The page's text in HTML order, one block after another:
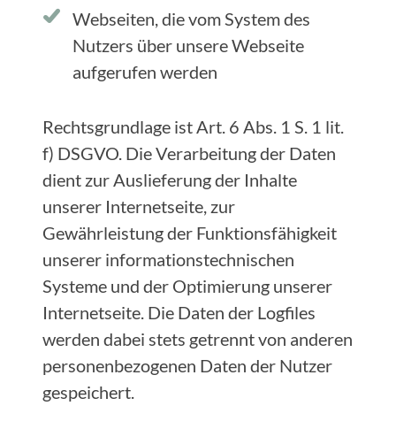
Webseiten, die vom System des
Nutzers über unsere Webseite
aufgerufen werden
Rechtsgrundlage ist Art. 6 Abs. 1 S. 1 lit.
f) DSGVO. Die Verarbeitung der Daten
dient zur Auslieferung der Inhalte
unserer Internetseite, zur
Gewährleistung der Funktionsfähigkeit
unserer informationstechnischen
Systeme und der Optimierung unserer
Internetseite. Die Daten der Logfiles
werden dabei stets getrennt von anderen
personenbezogenen Daten der Nutzer
gespeichert.